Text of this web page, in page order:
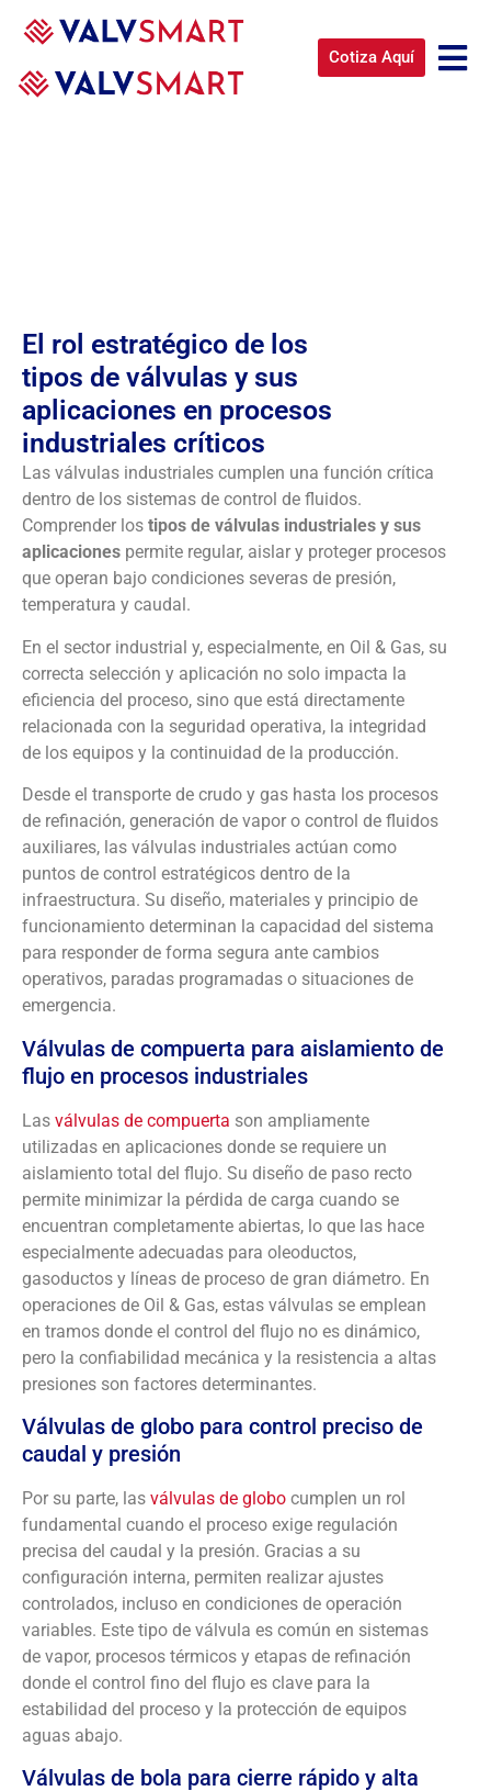
Cotiza Aquí
El rol estratégico de los
tipos de válvulas y sus
aplicaciones en procesos
industriales críticos
Las válvulas industriales cumplen una función crítica
dentro de los sistemas de control de fluidos.
Comprender los tipos de válvulas industriales y sus
aplicaciones permite regular, aislar y proteger procesos
que operan bajo condiciones severas de presión,
temperatura y caudal.
En el sector industrial y, especialmente, en Oil & Gas, su
correcta selección y aplicación no solo impacta la
eficiencia del proceso, sino que está directamente
relacionada con la seguridad operativa, la integridad
de los equipos y la continuidad de la producción.
Desde el transporte de crudo y gas hasta los procesos
de refinación, generación de vapor o control de fluidos
auxiliares, las válvulas industriales actúan como
puntos de control estratégicos dentro de la
infraestructura. Su diseño, materiales y principio de
funcionamiento determinan la capacidad del sistema
para responder de forma segura ante cambios
operativos, paradas programadas o situaciones de
emergencia.
Válvulas de compuerta para aislamiento de
flujo en procesos industriales
Las válvulas de compuerta son ampliamente
utilizadas en aplicaciones donde se requiere un
aislamiento total del flujo. Su diseño de paso recto
permite minimizar la pérdida de carga cuando se
encuentran completamente abiertas, lo que las hace
especialmente adecuadas para oleoductos,
gasoductos y líneas de proceso de gran diámetro. En
operaciones de Oil & Gas, estas válvulas se emplean
en tramos donde el control del flujo no es dinámico,
pero la confiabilidad mecánica y la resistencia a altas
presiones son factores determinantes.
Válvulas de globo para control preciso de
caudal y presión
Por su parte, las válvulas de globo cumplen un rol
fundamental cuando el proceso exige regulación
precisa del caudal y la presión. Gracias a su
configuración interna, permiten realizar ajustes
controlados, incluso en condiciones de operación
variables. Este tipo de válvula es común en sistemas
de vapor, procesos térmicos y etapas de refinación
donde el control fino del flujo es clave para la
estabilidad del proceso y la protección de equipos
aguas abajo.
Válvulas de bola para cierre rápido y alta